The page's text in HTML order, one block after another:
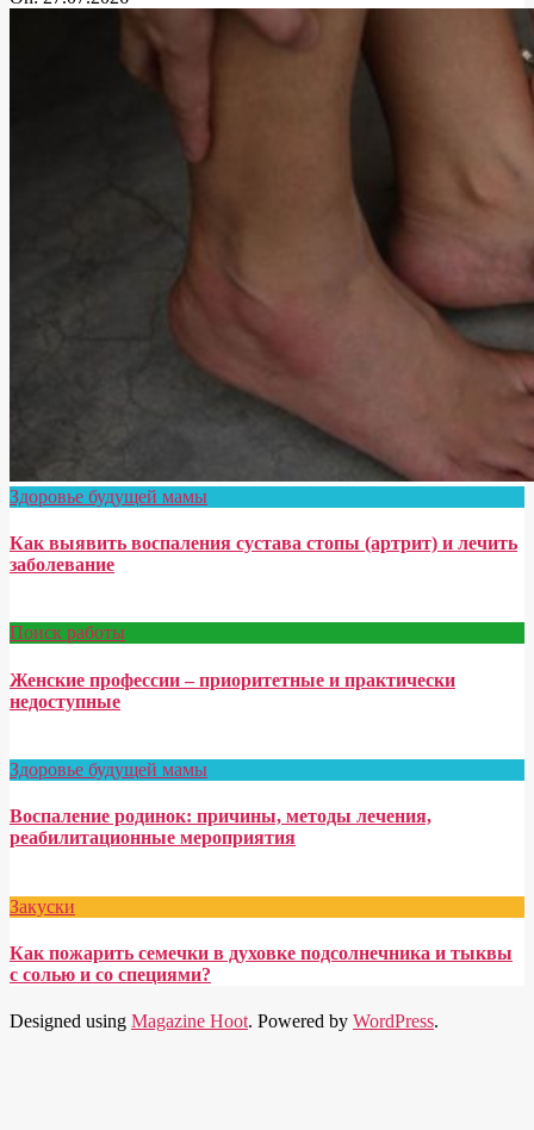
Здоровье будущей мамы
Как выявить воспаления сустава стопы (артрит) и лечить
заболевание
Поиск работы
Женские профессии – приоритетные и практически
недоступные
Здоровье будущей мамы
Воспаление родинок: причины, методы лечения,
реабилитационные мероприятия
Закуски
Как пожарить семечки в духовке подсолнечника и тыквы
с солью и со специями?
Designed using Magazine Hoot. Powered by WordPress.